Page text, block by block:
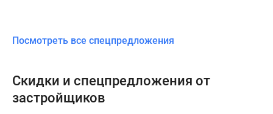
Посмотреть все спецпредложения
Скидки и спецпредложения от
застройщиков